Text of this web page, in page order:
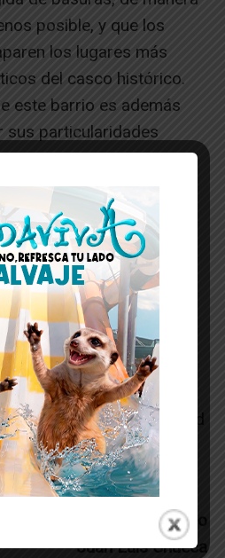
posible, y que los
los lugares más
del casco histórico.
este barrio es además
sus particularidades
tener un tratamiento
de Tudela.
del Casco antiguo
el Programa electoral de
que tienen que vincular
El avance es tan
Si de verdad se
de rehabilitación del
políticos que
dirigir la Mancomunidad
por su rehabilitación
Nuria Romeo
Juan Luis Chueca